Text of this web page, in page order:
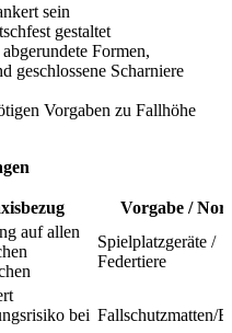
sein
gestaltet
Formen,
geschlossene Scharniere
Vorgaben zu Fallhöhe
Vorgabe /
auf allen
Spielplatzgeräte /
Federtiere
bei Fallschutzmatten/